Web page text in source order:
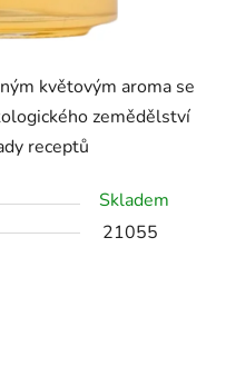
květovým aroma se
zemědělství
receptů
Skladem
21055